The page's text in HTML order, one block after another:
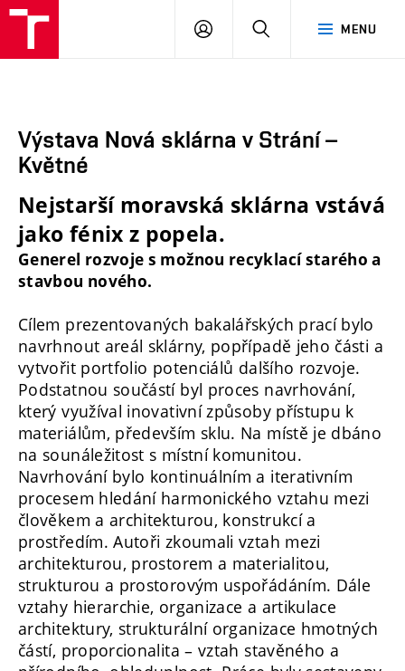
MENU
PŘIHLÁSIT
Výstava Nová sklárna v Strání –
Květné
Nejstarší moravská sklárna vstává
jako fénix z popela.
Generel rozvoje s možnou recyklací starého a
stavbou nového.
Cílem prezentovaných bakalářských prací bylo
navrhnout areál sklárny, popřípadě jeho části a
vytvořit portfolio potenciálů dalšího rozvoje.
Podstatnou součástí byl proces navrhování,
který využíval inovativní způsoby přístupu k
materiálům, především sklu. Na místě je dbáno
na sounáležitost s místní komunitou.
Navrhování bylo kontinuálním a iterativním
procesem hledání harmonického vztahu mezi
člověkem a architekturou, konstrukcí a
prostředím. Autoři zkoumali vztah mezi
architekturou, prostorem a materialitou,
strukturou a prostorovým uspořádáním. Dále
vztahy hierarchie, organizace a artikulace
architektury, strukturální organizace hmotných
částí, proporcionalita – vztah stavěného a